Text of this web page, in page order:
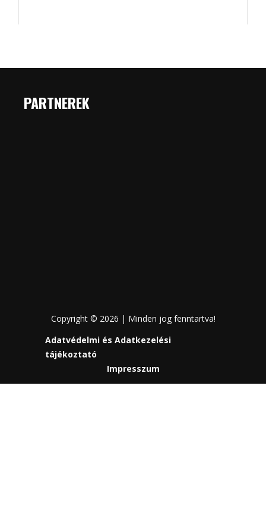
PARTNEREK
Copyright © 2026 | Minden jog fenntartva!
Adatvédelmi és Adatkezelési
tájékoztató
Impresszum